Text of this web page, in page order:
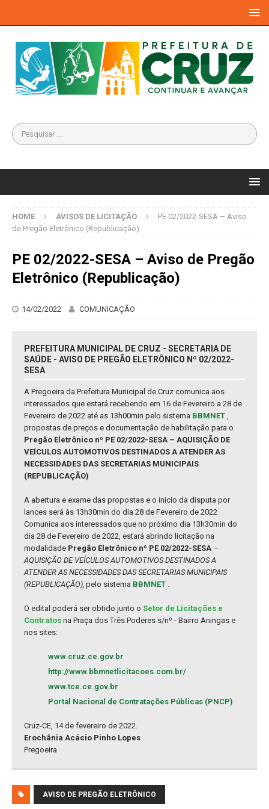
HOME AVISOS DE LICITAÇÃO
PE 02/2022-SESA – Aviso
de Pregão Eletrônico (Republicação)
PE 02/2022-SESA – Aviso de Pregão
Eletrônico (Republicação)
14/02/2022 COMUNICAÇÃO
PREFEITURA MUNICIPAL DE CRUZ - SECRETARIA DE
SAÚDE - AVISO DE PREGÃO ELETRÔNICO Nº 02/2022-
SESA
A Pregoeira da Prefeitura Municipal de Cruz comunica aos
interessados que estará recebendo em 16 de Fevereiro a 28 de
Fevereiro de 2022 até as 13h00min pelo sistema BBMNET ,
propostas de preços e documentação de habilitação para o
Pregão Eletrônico nº PE 02/2022-SESA – AQUISIÇÃO DE
VEÍCULOS AUTOMOTIVOS DESTINADOS A ATENDER AS
NECESSIDADES DAS SECRETARIAS MUNICIPAIS
(REPUBLICAÇÃO)
A abertura e exame das propostas e o inicio da disputa por
lances será às 13h30min do dia 28 de Fevereiro de 2022
Comunica aos interessados que no próximo dia 13h30min do
dia 28 de Fevereiro de 2022, estará abrindo licitação na
modalidade Pregão Eletrônico nº PE 02/2022-SESA –
AQUISIÇÃO DE VEÍCULOS AUTOMOTIVOS DESTINADOS A
ATENDER AS NECESSIDADES DAS SECRETARIAS MUNICIPAIS
(REPUBLICAÇÃO), pelo sistema BBMNET .
O edital poderá ser obtido junto o Setor de Licitações e
Contratos na Praça dos Três Poderes s/nº - Bairro Aningas e
nos sites:
www.cruz.ce.gov.br
http://www.bbmnetlicitacoes.com.br/
www.tce.ce.gov.br
Portal Nacional de Contratações Públicas (PNCP)
Cruz-CE, 14 de fevereiro de 2022.
Erochânia Acácio Pinho Lopes
Pregoeira
AVISO DE PREGÃO ELETRÔNICO